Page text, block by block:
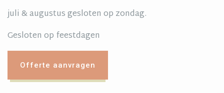
juli & augustus gesloten op zondag.
Gesloten op feestdagen
Offerte aanvragen